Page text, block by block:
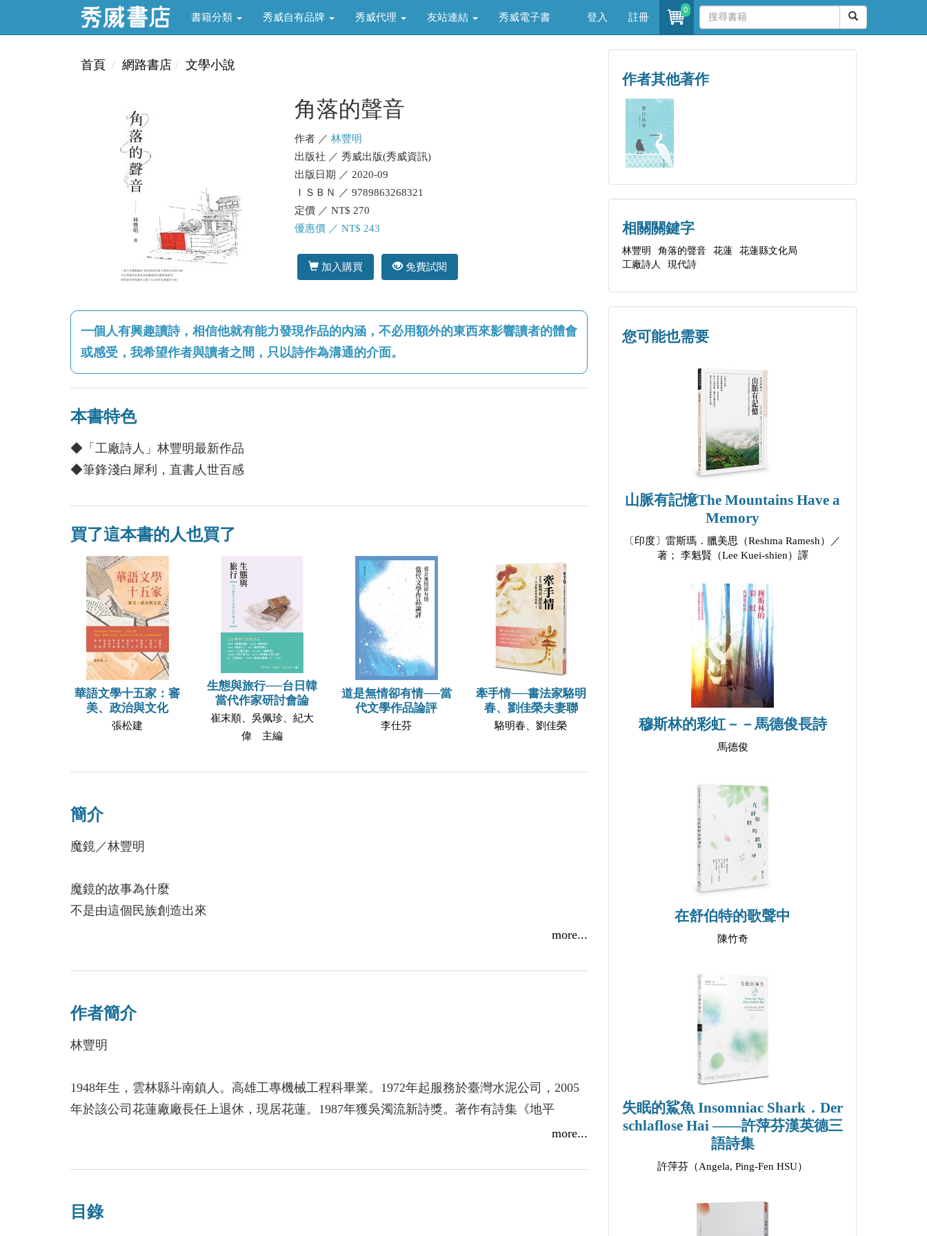
書籍分類 秀威自有品牌 秀威代理 友站連結 秀威電子書 登入 註冊
0
首頁 網路書店 文學小說
角落的聲音
作者 ／ 林豐明
出版社 ／ 秀威出版(秀威資訊)
出版日期 ／ 2020-09
ＩＳＢＮ ／ 9789863268321
定價 ／ NT$ 270
優惠價 ／ NT$ 243
加入購買 免費試閱
一個人有興趣讀詩，相信他就有能力發現作品的內涵，不必用額外的東西來影響讀者的體會
或感受，我希望作者與讀者之間，只以詩作為溝通的介面。
本書特色
◆「工廠詩人」林豐明最新作品
◆筆鋒淺白犀利，直書人世百感
買了這本書的人也買了
華語文學十五家：審
美、政治與文化
張松建
生態與旅行──台日韓
當代作家研討會論
崔末順、吳佩珍、紀大
偉 主編
道是無情卻有情──當
代文學作品論評
李仕芬
牽手情──書法家駱明
春、劉佳榮夫妻聯
駱明春、劉佳榮
簡介
魔鏡／林豐明
魔鏡的故事為什麼
不是由這個民族創造出來
至少出現過一面魔鏡吧
的確有過說實話的鏡子
但因為說出實話被賜死了
more...
作者簡介
林豐明
1948年生，雲林縣斗南鎮人。高雄工專機械工程科畢業。1972年起服務於臺灣水泥公司，2005
年於該公司花蓮廠廠長任上退休，現居花蓮。1987年獲吳濁流新詩獎。著作有詩集《地平
線》、《黑盒子》、《怨偶》、《台灣詩人選集林豐明集》、《黑白鳥事》；文集《赤道鄰more...
目錄
作者其他著作
相關關鍵字
林豐明 角落的聲音 花蓮
花蓮縣文化局
工廠詩人
現代詩
您可能也需要
山脈有記憶The Mountains Have a
Memory
〔印度〕雷斯瑪．臘美思（Reshma Ramesh）／
著； 李魁賢（Lee Kuei-shien）譯
穆斯林的彩虹－－馬德俊長詩
馬德俊
在舒伯特的歌聲中
陳竹奇
失眠的鯊魚 Insomniac Shark．Der
schlaflose Hai ——許萍芬漢英德三
語詩集
許萍芬（Angela, Ping-Fen HSU）